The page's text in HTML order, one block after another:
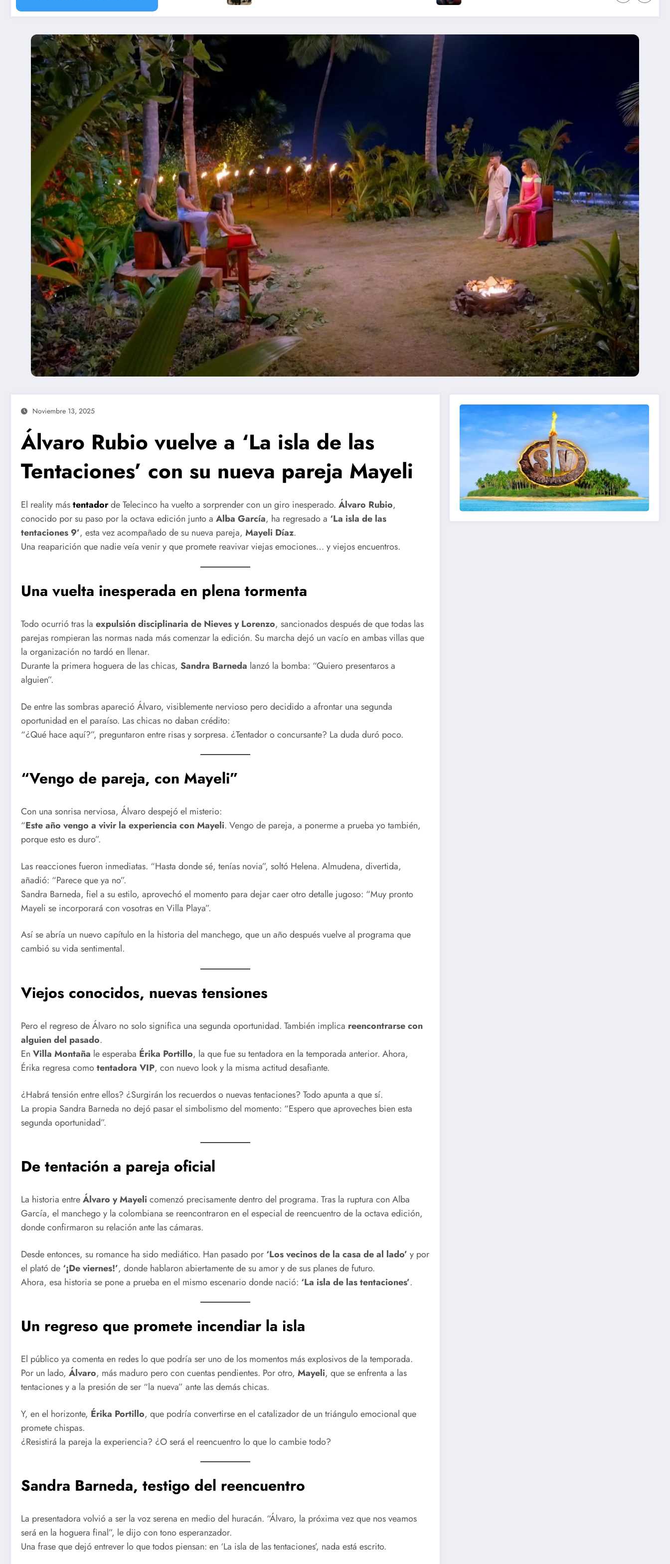
Noviembre 13, 2025
Álvaro Rubio vuelve a ‘La isla de las
Tentaciones’ con su nueva pareja Mayeli
El reality mástentadorde Telecinco ha vuelto a sorprender con un giro inesperado. Álvaro Rubio,
conocido por su paso por la octava edición junto a Alba García, ha regresado a ‘La isla de las
tentaciones 9’, esta vez acompañado de su nueva pareja, Mayeli Díaz.
Una reaparición que nadie veía venir y que promete reavivar viejas emociones… y viejos encuentros.
Una vuelta inesperada en plena tormenta
Todo ocurrió tras la expulsión disciplinaria de Nieves y Lorenzo, sancionados después de que todas las
parejas rompieran las normas nada más comenzar la edición. Su marcha dejó un vacío en ambas villas que
la organización no tardó en llenar.
Durante la primera hoguera de las chicas, Sandra Barneda lanzó la bomba: “Quiero presentaros a
alguien”.
De entre las sombras apareció Álvaro, visiblemente nervioso pero decidido a afrontar una segunda
oportunidad en el paraíso. Las chicas no daban crédito:
“¿Qué hace aquí?”, preguntaron entre risas y sorpresa. ¿Tentador o concursante? La duda duró poco.
“Vengo de pareja, con Mayeli”
Con una sonrisa nerviosa, Álvaro despejó el misterio:
“Este año vengo a vivir la experiencia con Mayeli. Vengo de pareja, a ponerme a prueba yo también,
porque esto es duro”.
Las reacciones fueron inmediatas. “Hasta donde sé, tenías novia”, soltó Helena. Almudena, divertida,
añadió: “Parece que ya no”.
Sandra Barneda, fiel a su estilo, aprovechó el momento para dejar caer otro detalle jugoso: “Muy pronto
Mayeli se incorporará con vosotras en Villa Playa”.
Así se abría un nuevo capítulo en la historia del manchego, que un año después vuelve al programa que
cambió su vida sentimental.
Viejos conocidos, nuevas tensiones
Pero el regreso de Álvaro no solo significa una segunda oportunidad. También implica reencontrarse con
alguien del pasado.
En Villa Montaña le esperaba Érika Portillo, la que fue su tentadora en la temporada anterior. Ahora,
Érika regresa comotentadora VIP, con nuevo look y la misma actitud desafiante.
¿Habrá tensión entre ellos? ¿Surgirán los recuerdos o nuevas tentaciones? Todo apunta a que sí.
La propia Sandra Barneda no dejó pasar el simbolismo del momento: “Espero que aproveches bien esta
segunda oportunidad”.
De tentación a pareja oficial
La historia entreÁlvaro y Mayeli comenzó precisamente dentro del programa. Tras la ruptura con Alba
García, el manchego y la colombiana se reencontraron en el especial de reencuentro de la octava edición,
donde confirmaron su relación ante las cámaras.
Desde entonces, su romance ha sido mediático. Han pasado por ‘Los vecinos de la casa de al lado’ y por
el plató de ‘¡De viernes!’, donde hablaron abiertamente de su amor y de sus planes de futuro.
Ahora, esa historia se pone a prueba en el mismo escenario donde nació: ‘La isla de las tentaciones’.
Un regreso que promete incendiar la isla
El público ya comenta en redes lo que podría ser uno de los momentos más explosivos de la temporada.
Por un lado, Álvaro, más maduro pero con cuentas pendientes. Por otro, Mayeli, que se enfrenta a las
tentaciones y a la presión de ser “la nueva” ante las demás chicas.
Y, en el horizonte, Érika Portillo, que podría convertirse en el catalizador de un triángulo emocional que
promete chispas.
¿Resistirá la pareja la experiencia? ¿O será el reencuentro lo que lo cambie todo?
Sandra Barneda, testigo del reencuentro
La presentadora volvió a ser la voz serena en medio del huracán. “Álvaro, la próxima vez que nos veamos
será en la hoguera final”, le dijo con tono esperanzador.
Una frase que dejó entrever lo que todos piensan: en ‘La isla de las tentaciones’, nada está escrito.